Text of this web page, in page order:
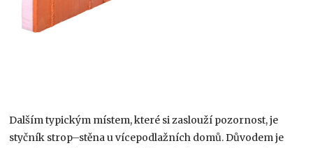
Dalším typickým místem, které si zaslouží pozornost, je
styčník strop–stěna u vícepodlažních domů. Důvodem je